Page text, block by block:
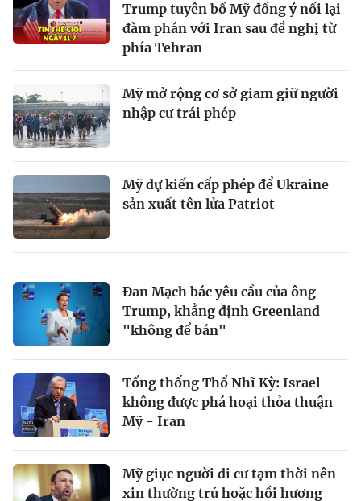
Trump tuyên bố Mỹ đồng ý nối lại
đàm phán với Iran sau đề nghị từ
phía Tehran
Mỹ mở rộng cơ sở giam giữ người
nhập cư trái phép
Mỹ dự kiến cấp phép để Ukraine
sản xuất tên lửa Patriot
Đan Mạch bác yêu cầu của ông
Trump, khẳng định Greenland
"không để bán"
Tổng thống Thổ Nhĩ Kỳ: Israel
không được phá hoại thỏa thuận
Mỹ - Iran
Mỹ giục người di cư tạm thời nên
xin thường trú hoặc hồi hương